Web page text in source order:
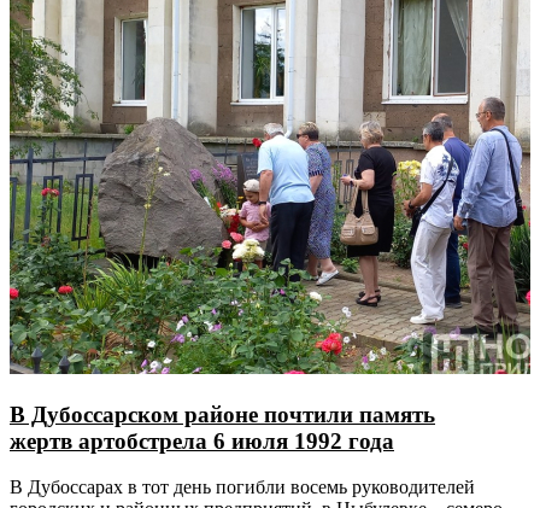
В Дубоссарском районе почтили память
жертв артобстрела 6 июля 1992 года
В Дубоссарах в тот день погибли восемь руководителей